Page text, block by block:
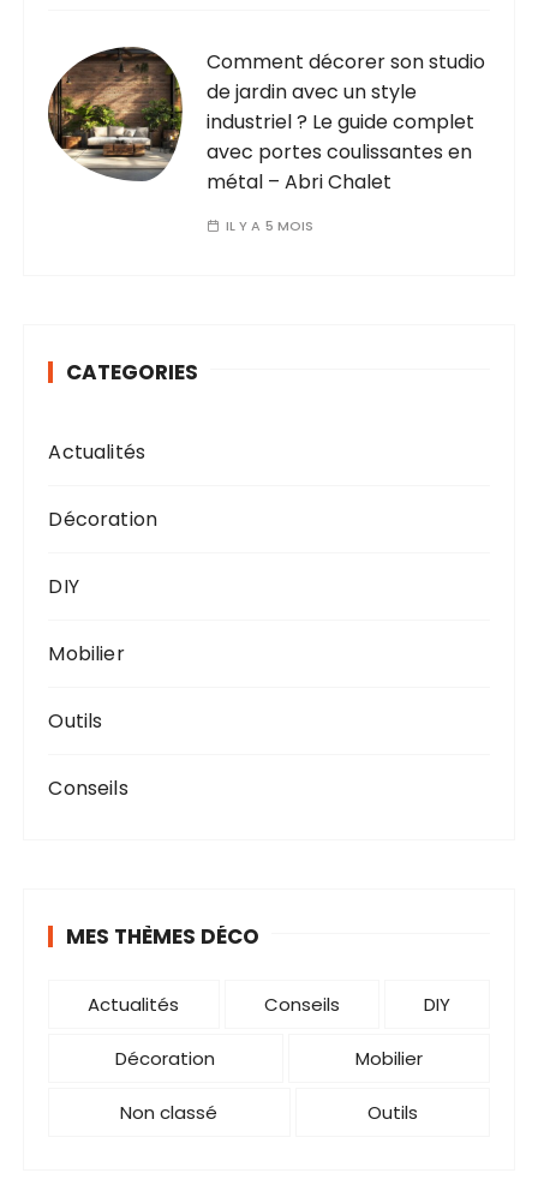
Comment décorer son studio
de jardin avec un style
industriel ? Le guide complet
avec portes coulissantes en
métal – Abri Chalet
IL Y A 5 MOIS
CATEGORIES
Actualités
Décoration
DIY
Mobilier
Outils
Conseils
MES THÈMES DÉCO
Actualités Conseils DIY
Décoration Mobilier
Non classé Outils